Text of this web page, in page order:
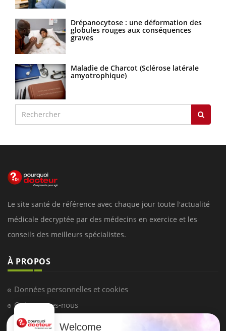
Drépanocytose : une déformation des
globules rouges aux conséquences
graves
Maladie de Charcot (Sclérose latérale
amyotrophique)
Le site santé de référence avec chaque jour toute l'actualité
médicale decryptée par des médecins en exercice et les
conseils des meilleurs spécialistes.
À PROPOS
Données personnelles et cookies
Qui sommes-nous
Conditions d'utilisation
Welcome